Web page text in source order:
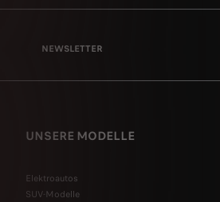
NEWSLETTER
UNSERE MODELLE
Elektroautos
SUV-Modelle